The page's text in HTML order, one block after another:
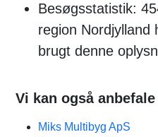
Besøgsstatistik:
region Nordjylland
brugt denne
Vi kan også
Miks Multibyg ApS